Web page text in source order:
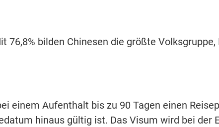
76,8% bilden Chinesen die größte
einem Aufenthalt bis zu 90 Tagen einen
hinaus gültig ist. Das Visum wird bei der